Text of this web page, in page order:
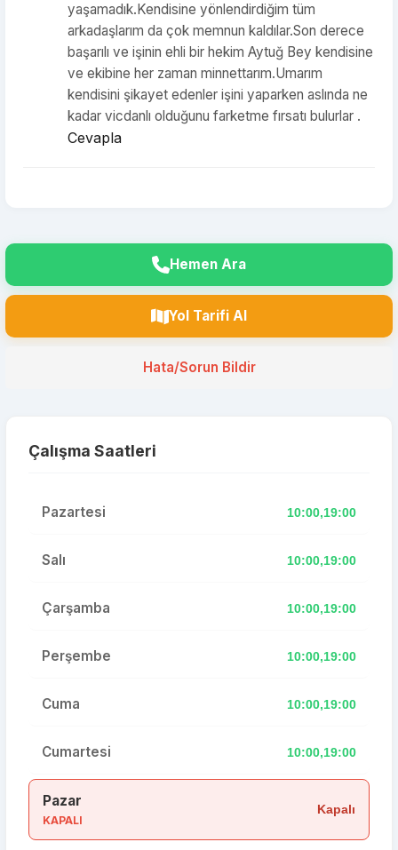
yaşamadık.Kendisine yönlendirdiğim tüm
arkadaşlarım da çok memnun kaldılar.Son derece
başarılı ve işinin ehli bir hekim Aytuğ Bey kendisine
ve ekibine her zaman minnettarım.Umarım
kendisini şikayet edenler işini yaparken aslında ne
kadar vicdanlı olduğunu farketme fırsatı bulurlar .
Cevapla
Hemen Ara
Yol Tarifi Al
Hata/Sorun Bildir
Çalışma Saatleri
Pazartesi 10:00,19:00
Salı 10:00,19:00
Çarşamba 10:00,19:00
Perşembe 10:00,19:00
Cuma 10:00,19:00
Cumartesi 10:00,19:00
Pazar
KAPALI
Kapalı